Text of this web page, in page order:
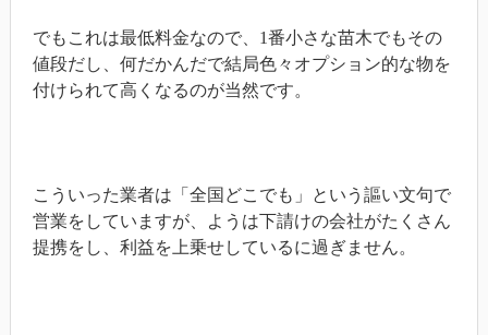
でもこれは最低料金なので、1番小さな苗木でもその
値段だし、何だかんだで結局色々オプション的な物を
付けられて高くなるのが当然です。
こういった業者は「全国どこでも」という謳い文句で
営業をしていますが、ようは下請けの会社がたくさん
提携をし、利益を上乗せしているに過ぎません。